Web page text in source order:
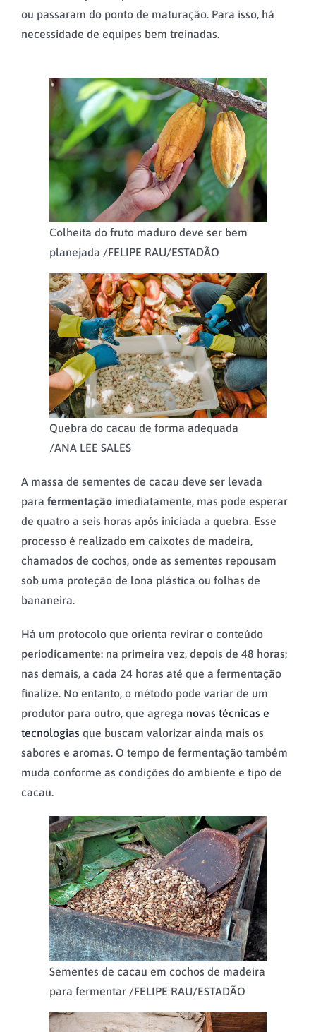
ou passaram do ponto de maturação. Para isso, há
necessidade de equipes bem treinadas.
Colheita do fruto maduro deve ser bem
planejada /FELIPE RAU/ESTADÃO
Quebra do cacau de forma adequada
/ANA LEE SALES
A massa de sementes de cacau deve ser levada
para fermentação imediatamente, mas pode esperar
de quatro a seis horas após iniciada a quebra. Esse
processo é realizado em caixotes de madeira,
chamados de cochos, onde as sementes repousam
sob uma proteção de lona plástica ou folhas de
bananeira.
Há um protocolo que orienta revirar o conteúdo
periodicamente: na primeira vez, depois de 48 horas;
nas demais, a cada 24 horas até que a fermentação
finalize. No entanto, o método pode variar de um
produtor para outro, que agrega novas técnicas e
tecnologias que buscam valorizar ainda mais os
sabores e aromas. O tempo de fermentação também
muda conforme as condições do ambiente e tipo de
cacau.
Sementes de cacau em cochos de madeira
para fermentar /FELIPE RAU/ESTADÃO